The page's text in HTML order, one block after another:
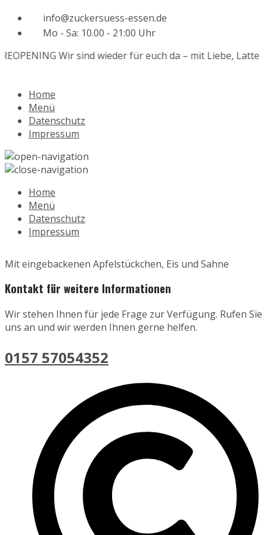
info@zuckersuess-essen.de
Mo - Sa: 10.00 - 21:00 Uhr
Wir sind wieder für euch da – mit Liebe, Latte
Home
Menü
Datenschutz
Impressum
Home
Menü
Datenschutz
Impressum
Mit eingebackenen Apfelstückchen, Eis und Sahne
Kontakt für weitere Informationen
Wir stehen Ihnen für jede Frage zur Verfügung. Rufen Sie
uns an und wir werden Ihnen gerne helfen.
0157 57054352